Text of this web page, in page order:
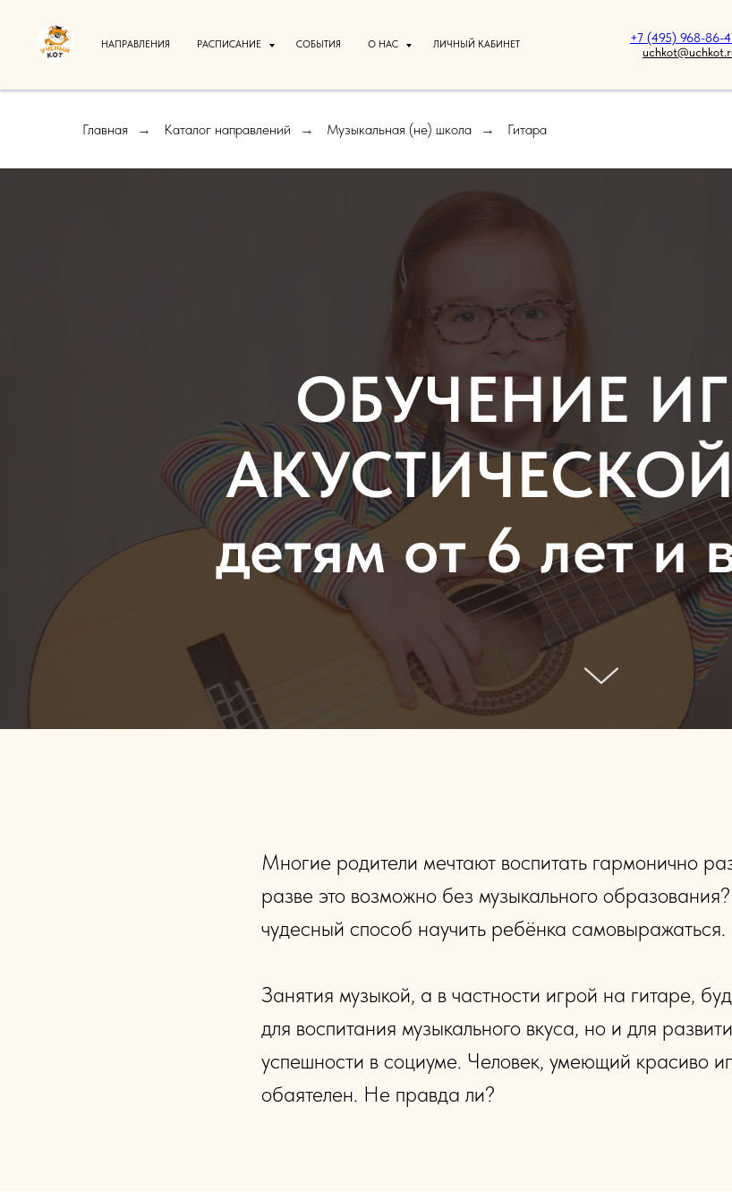
НАПРАВЛЕНИЯ РАСПИСАНИЕ СОБЫТИЯ О НАС ЛИЧНЫЙ КАБИНЕТ
+7 (495) 968-86-
Главная → Каталог направлений → Музыкальная (не) школа → Гитара
ОБУЧЕНИЕ
детям от 6 лет и
Многие родители мечтают воспитать гармонично
разве это возможно без музыкального
чудесный способ научить ребёнка самовыражаться.
Занятия музыкой, а в частности игрой на гитаре,
для воспитания музыкального вкуса, но и для
успешности в социуме. Человек, умеющий красиво
обаятелен. Не правда ли?